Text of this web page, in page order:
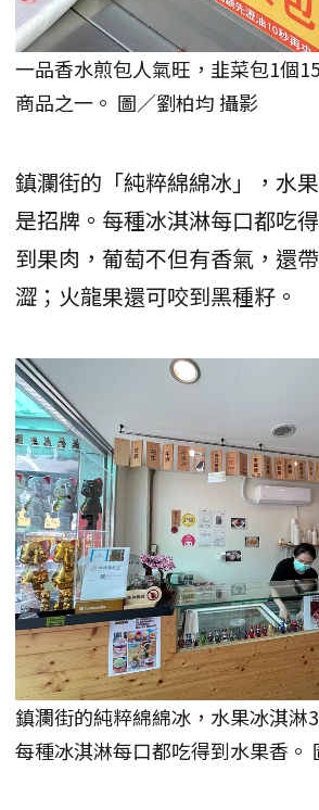
一品香水煎包人氣旺，韭菜包1個
商品之一。 圖／劉柏均 攝影
鎮瀾街的「純粹綿綿冰」，水
是招牌。每種冰淇淋每口都吃
到果肉，葡萄不但有香氣，還
澀；火龍果還可咬到黑種籽。
鎮瀾街的純粹綿綿冰，水果冰淇淋
每種冰淇淋每口都吃得到水果香。